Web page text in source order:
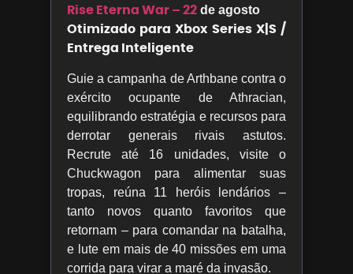
Rise Eterna War – 22 de agosto
Otimizado para Xbox Series X|S /
Entrega Inteligente
Guie a campanha de Arthbane contra o
exército ocupante de Athracian,
equilibrando estratégia e recursos para
derrotar generais rivais astutos.
Recrute até 16 unidades, visite o
Chuckwagon para alimentar suas
tropas, reúna 11 heróis lendários –
tanto novos quanto favoritos que
retornam – para comandar na batalha,
e lute em mais de 40 missões em uma
corrida para virar a maré da invasão.